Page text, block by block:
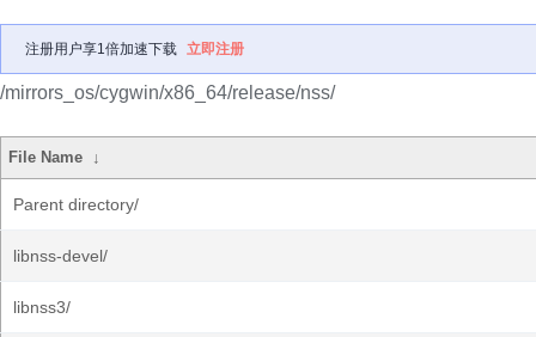
注册用户享1倍加速下载 立即注册
/mirrors_os/cygwin/x86_64/release/nss/
File Name ↓
Parent directory/
libnss-devel/
libnss3/